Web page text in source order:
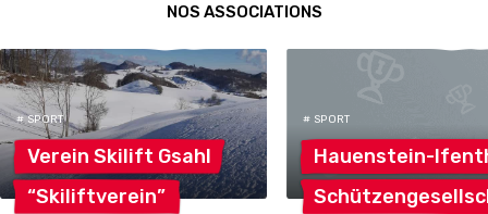
NOS ASSOCIATIONS
# SPORT
Verein Skilift Gsahl
“Skiliftverein”
# SPORT
Hauenstein-